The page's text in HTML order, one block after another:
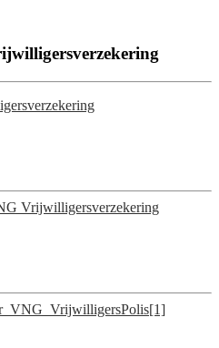
Vrijwilligersverzekering